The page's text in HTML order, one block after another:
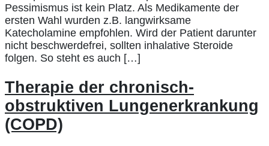
Pessimismus ist kein Platz. Als Medikamente der
ersten Wahl wurden z.B. langwirksame
Katecholamine empfohlen. Wird der Patient darunter
nicht beschwerdefrei, sollten inhalative Steroide
folgen. So steht es auch […]
Therapie der chronisch-
obstruktiven Lungenerkrankung
(COPD)